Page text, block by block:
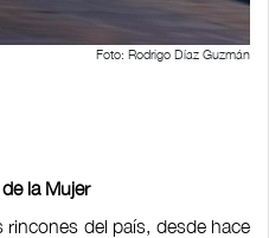
Foto: Rodrigo Díaz Guzmán
la Mujer
del país, desde hace